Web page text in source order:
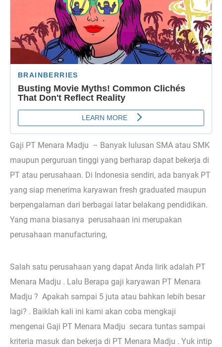
Gaji PT Menara Madju – Banyak lulusan SMA atau SMK
maupun perguruan tinggi yang berharap dapat bekerja di
PT atau perusahaan. Di Indonesia sendiri, ada banyak PT
yang siap menerima karyawan fresh graduated maupun
berpengalaman dari berbagai latar belakang pendidikan.
Yang mana biasanya perusahaan ini merupakan
perusahaan manufacturing,
Salah satu perusahaan yang dapat Anda lirik adalah PT
Menara Madju . Lalu Berapa gaji karyawan PT Menara
Madju ? Apakah sampai 5 juta atau bahkan lebih besar
lagi? . Baiklah kali ini kami akan coba mengkaji
mengenai Gaji PT Menara Madju secara tuntas sampai
kriteria masuk dan bekerja di PT Menara Madju . Yuk intip